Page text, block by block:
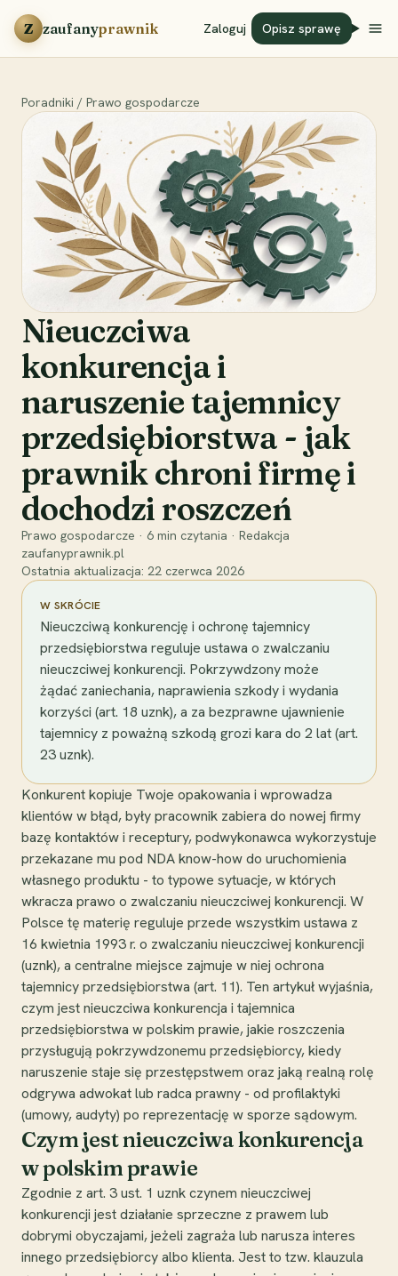
Przejdź do treści
Z zaufanyprawnik Zaloguj Opisz sprawę
Poradniki / Prawo gospodarcze
Nieuczciwa
konkurencja i
naruszenie tajemnicy
przedsiębiorstwa - jak
prawnik chroni firmę i
dochodzi roszczeń
Prawo gospodarcze · 6 min czytania · Redakcja
zaufanyprawnik.pl
Ostatnia aktualizacja: 22 czerwca 2026
W SKRÓCIE
Nieuczciwą konkurencję i ochronę tajemnicy
przedsiębiorstwa reguluje ustawa o zwalczaniu
nieuczciwej konkurencji. Pokrzywdzony może
żądać zaniechania, naprawienia szkody i wydania
korzyści (art. 18 uznk), a za bezprawne ujawnienie
tajemnicy z poważną szkodą grozi kara do 2 lat (art.
23 uznk).
Konkurent kopiuje Twoje opakowania i wprowadza
klientów w błąd, były pracownik zabiera do nowej firmy
bazę kontaktów i receptury, podwykonawca wykorzystuje
przekazane mu pod NDA know-how do uruchomienia
własnego produktu - to typowe sytuacje, w których
wkracza prawo o zwalczaniu nieuczciwej konkurencji. W
Polsce tę materię reguluje przede wszystkim ustawa z
16 kwietnia 1993 r. o zwalczaniu nieuczciwej konkurencji
(uznk), a centralne miejsce zajmuje w niej ochrona
tajemnicy przedsiębiorstwa (art. 11). Ten artykuł wyjaśnia,
czym jest nieuczciwa konkurencja i tajemnica
przedsiębiorstwa w polskim prawie, jakie roszczenia
przysługują pokrzywdzonemu przedsiębiorcy, kiedy
naruszenie staje się przestępstwem oraz jaką realną rolę
odgrywa adwokat lub radca prawny - od profilaktyki
(umowy, audyty) po reprezentację w sporze sądowym.
Czym jest nieuczciwa konkurencja
w polskim prawie
Zgodnie z art. 3 ust. 1 uznk czynem nieuczciwej
konkurencji jest działanie sprzeczne z prawem lub
dobrymi obyczajami, jeżeli zagraża lub narusza interes
innego przedsiębiorcy albo klienta. Jest to tzw. klauzula